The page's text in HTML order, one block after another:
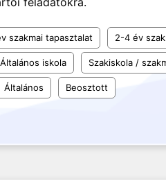
szakmai tapasztalat 2-4 év
Általános iskola Szakiskola /
Általános Beosztott